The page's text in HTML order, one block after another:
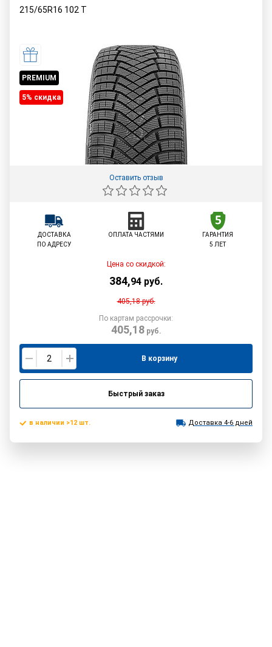
215/65R16 102 T
PREMIUM
5% cкидка
Оставить отзыв
ДОСТАВКА
ПО АДРЕСУ
ОПЛАТА ЧАСТЯМИ
ГАРАНТИЯ
5 ЛЕТ
Цена со скидкой:
384,94 руб.
405,18руб.
По картам рассрочки:
405,18руб.
В корзину
Быстрый заказ
в наличии >12 шт. Доставка 4-6 дней